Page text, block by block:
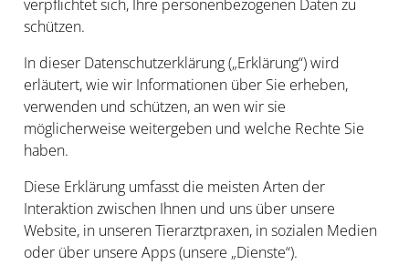
verpflichtet sich, Ihre personenbezogenen Daten zu
schützen.
In dieser Datenschutzerklärung („Erklärung“) wird
erläutert, wie wir Informationen über Sie erheben,
verwenden und schützen, an wen wir sie
möglicherweise weitergeben und welche Rechte Sie
haben.
Diese Erklärung umfasst die meisten Arten der
Interaktion zwischen Ihnen und uns über unsere
Website, in unseren Tierarztpraxen, in sozialen Medien
oder über unsere Apps (unsere „Dienste“).